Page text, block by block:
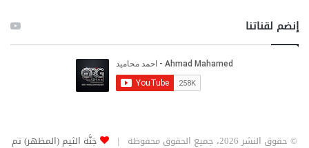
إنضم لقناتنا
© حقوق النشر 2026، جميع الحقوق محفوظة | جَنَّة الثيم (المظهر) تم